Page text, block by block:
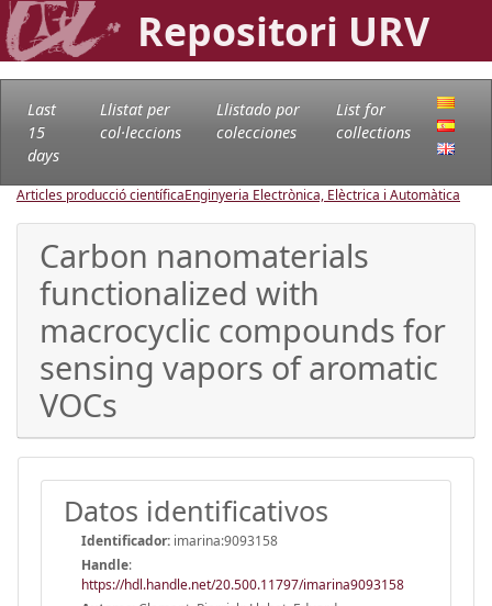
Repositori URV
Last
15
days
Llistat per
col·leccions
Llistado por
colecciones
List for
collections
Articles producció científicaEnginyeria Electrònica, Elèctrica i Automàtica
Carbon nanomaterials
functionalized with
macrocyclic compounds for
sensing vapors of aromatic
VOCs
Datos identificativos
Identificador: imarina:9093158
Handle:
https://hdl.handle.net/20.500.11797/imarina9093158